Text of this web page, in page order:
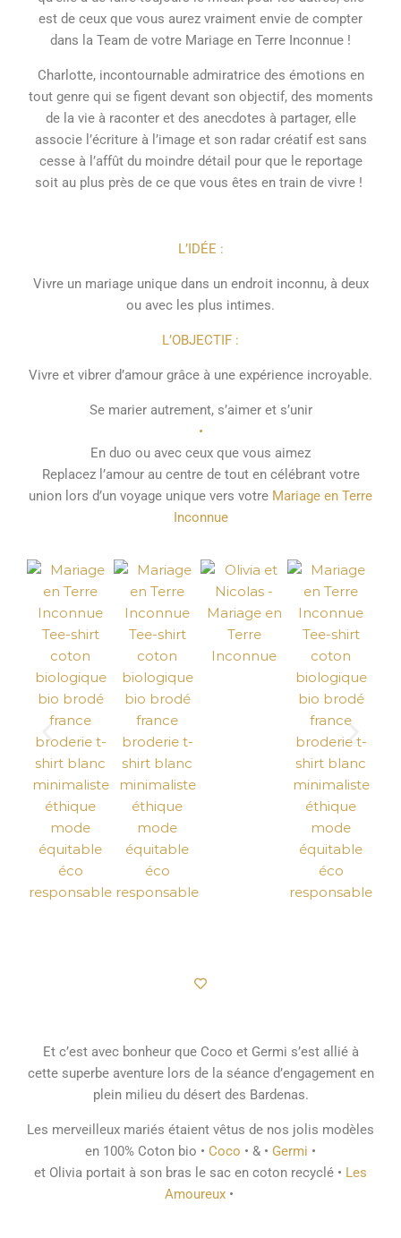
est de ceux que vous aurez vraiment envie de compter
dans la Team de votre Mariage en Terre Inconnue !
Charlotte, incontournable admiratrice des émotions en
tout genre qui se figent devant son objectif, des moments
de la vie à raconter et des anecdotes à partager, elle
associe l’écriture à l’image et son radar créatif est sans
cesse à l’affût du moindre détail pour que le reportage
soit au plus près de ce que vous êtes en train de vivre !
L’IDÉE :
Vivre un mariage unique dans un endroit inconnu, à deux
ou avec les plus intimes.
L’OBJECTIF :
Vivre et vibrer d’amour grâce à une expérience incroyable.
Se marier autrement, s’aimer et s’unir
•
En duo ou avec ceux que vous aimez
Replacez l’amour au centre de tout en célébrant votre
union lors d’un voyage unique vers votre Mariage en Terre
Inconnue
Et c’est avec bonheur que Coco et Germi s’est allié à
cette superbe aventure lors de la séance d’engagement en
plein milieu du désert des Bardenas.
Les merveilleux mariés étaient vêtus de nos jolis modèles
en 100% Coton bio • Coco • & • Germi •
et Olivia portait à son bras le sac en coton recyclé • Les
Amoureux•